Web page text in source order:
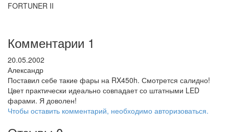
FORTUNER II
Комментарии 1
20.05.2002
Александр
Поставил себе такие фары на RX450h. Смотрется салидно!
Цвет практически идеально совпадает со штатными LED
фарами. Я доволен!
Чтобы оставить комментарий, необходимо авторизоваться.